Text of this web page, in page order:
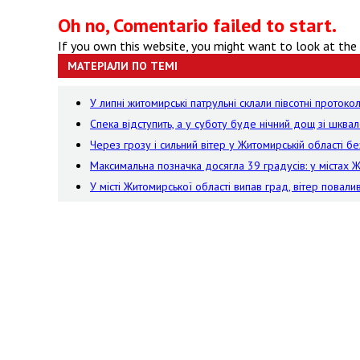
Oh no, Comentario failed to start.
If you own this website, you might want to look at
МАТЕРІАЛИ ПО ТЕМІ
У липні житомирські патрульні склали півсотні
Спека відступить, а у суботу буде нічний дощ зі
Через грозу і сильний вітер у Житомирській області
Максимальна позначка досягла 39 градусів: у містах
У місті Житомирської області випав град, вітер